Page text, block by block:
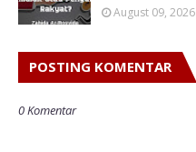
August 09, 2026
POSTING KOMENTAR
0 Komentar